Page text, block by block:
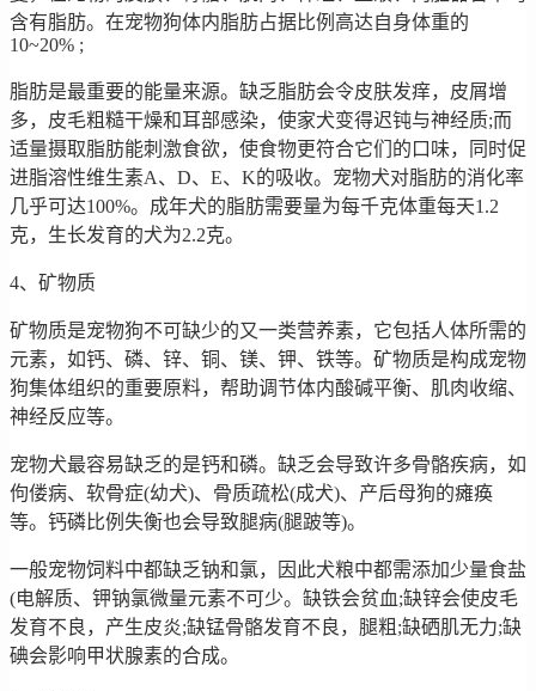
含有脂肪。在宠物狗体内脂肪占据比例高达自身体重的
10~20% ;
脂肪是最重要的能量来源。缺乏脂肪会令皮肤发痒，皮屑增
多，皮毛粗糙干燥和耳部感染，使家犬变得迟钝与神经质;而
适量摄取脂肪能刺激食欲，使食物更符合它们的口味，同时促
进脂溶性维生素A、D、E、K的吸收。宠物犬对脂肪的消化率
几乎可达100%。成年犬的脂肪需要量为每千克体重每天1.2
克，生长发育的犬为2.2克。
4、矿物质
矿物质是宠物狗不可缺少的又一类营养素，它包括人体所需的
元素，如钙、磷、锌、铜、镁、钾、铁等。矿物质是构成宠物
狗集体组织的重要原料，帮助调节体内酸碱平衡、肌肉收缩、
神经反应等。
宠物犬最容易缺乏的是钙和磷。缺乏会导致许多骨骼疾病，如
佝偻病、软骨症(幼犬)、骨质疏松(成犬)、产后母狗的瘫痪
等。钙磷比例失衡也会导致腿病(腿跛等)。
一般宠物饲料中都缺乏钠和氯，因此犬粮中都需添加少量食盐
(电解质、钾钠氯微量元素不可少。缺铁会贫血;缺锌会使皮毛
发育不良，产生皮炎;缺锰骨骼发育不良，腿粗;缺硒肌无力;缺
碘会影响甲状腺素的合成。